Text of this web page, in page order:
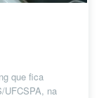
que fica
UFCSPA, na